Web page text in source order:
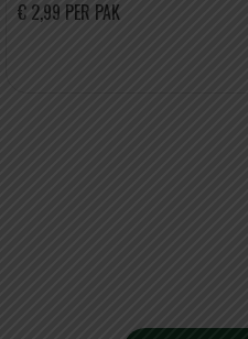
€ 2,99 PER PAK